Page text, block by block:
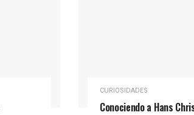
CURIOSIDADES
Conociendo a Hans